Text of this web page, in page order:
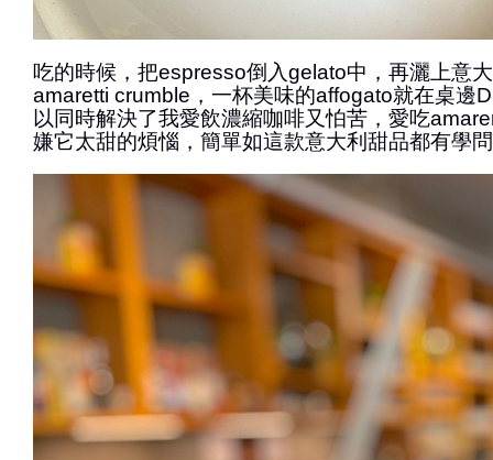
吃的時候，把espresso倒入gelato中，再灑上意
amaretti crumble，一杯美味的affogato就在桌邊
以同時解決了我愛飲濃縮咖啡又怕苦，愛吃
嫌它太甜的煩惱，簡單如這款意大利甜品都有學